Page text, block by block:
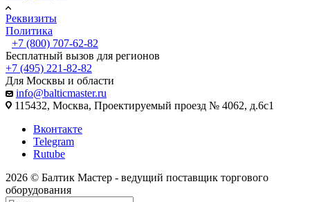
Реквизиты
Политика
+7 (800) 707-62-82
Бесплатный вызов для регионов
+7 (495) 221-82-82
Для Москвы и области
info@balticmaster.ru
115432, Москва, Проектируемый проезд № 4062, д.6с1
Вконтакте
Telegram
Rutube
2026 © Балтик Мастер - ведущий поставщик торгового
оборудования